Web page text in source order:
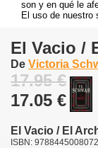
son y en qué le
El uso de nuestro
El Vacio /
De Victoria
17.95 €
17.05 €
El Vacio / El
ISBN: